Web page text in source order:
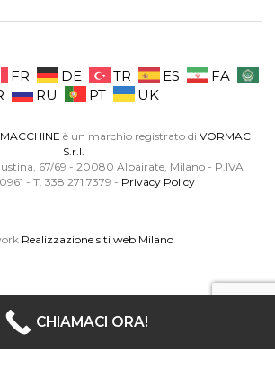
FR DE TR ES
FA
RU PT UK
è un marchio registrato di VORMAC
S.r.l.
67/69 - 20080 Albairate, Milano - P.IVA
- T. 338 271 7379 - Privacy Policy
Realizzazione siti web Milano
CHIAMACI ORA!